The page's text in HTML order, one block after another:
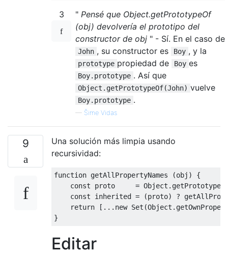
3 " Pensé que Object.getPrototypeOf
(obj) devolvería el prototipo del
constructor de obj " - Sí. En el caso de
John , su constructor es Boy , y la
prototype propiedad de Boy es
Boy.prototype . Así que
Object.getPrototypeOf(John) vuelve
Boy.prototype .
— Šime Vidas
9
Una solución más limpia usando
recursividad:
function getAllPropertyNames (obj )
{
const proto = Object .
const inherited = (proto) ?
return
[... new Set (Object .
}
Editar